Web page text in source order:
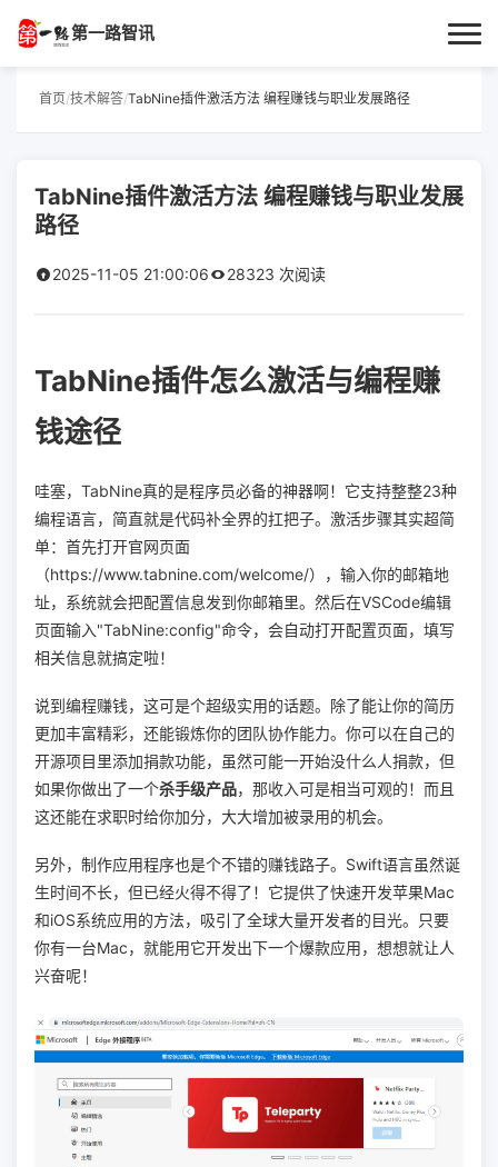
第一路智讯
首页
技术解答
科普文章
实用技巧
热门话题
首页 /技术解答/TabNine插件激活方法 编程赚钱与职业发展路径
TabNine插件激活方法 编程赚钱与职业发展
路径
2025-11-05 21:00:06 28323 次阅读
TabNine插件怎么激活与编程赚
钱途径
哇塞，TabNine真的是程序员必备的神器啊！它支持整整23种
编程语言，简直就是代码补全界的扛把子。激活步骤其实超简
单：首先打开官网页面
（https://www.tabnine.com/welcome/），输入你的邮箱地
址，系统就会把配置信息发到你邮箱里。然后在VSCode编辑
页面输入"TabNine:config"命令，会自动打开配置页面，填写
相关信息就搞定啦！
说到编程赚钱，这可是个超级实用的话题。除了能让你的简历
更加丰富精彩，还能锻炼你的团队协作能力。你可以在自己的
开源项目里添加捐款功能，虽然可能一开始没什么人捐款，但
如果你做出了一个杀手级产品，那收入可是相当可观的！而且
这还能在求职时给你加分，大大增加被录用的机会。
另外，制作应用程序也是个不错的赚钱路子。Swift语言虽然诞
生时间不长，但已经火得不得了！它提供了快速开发苹果Mac
和iOS系统应用的方法，吸引了全球大量开发者的目光。只要
你有一台Mac，就能用它开发出下一个爆款应用，想想就让人
兴奋呢！